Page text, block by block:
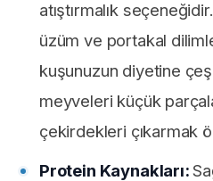
atıştırmalık
üzüm ve portakal
kuşunuzun diyetine
meyveleri küçük
çekirdekleri çıkarmak
Protein Kaynakları: